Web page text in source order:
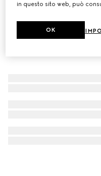
in questo sito web, può
OK